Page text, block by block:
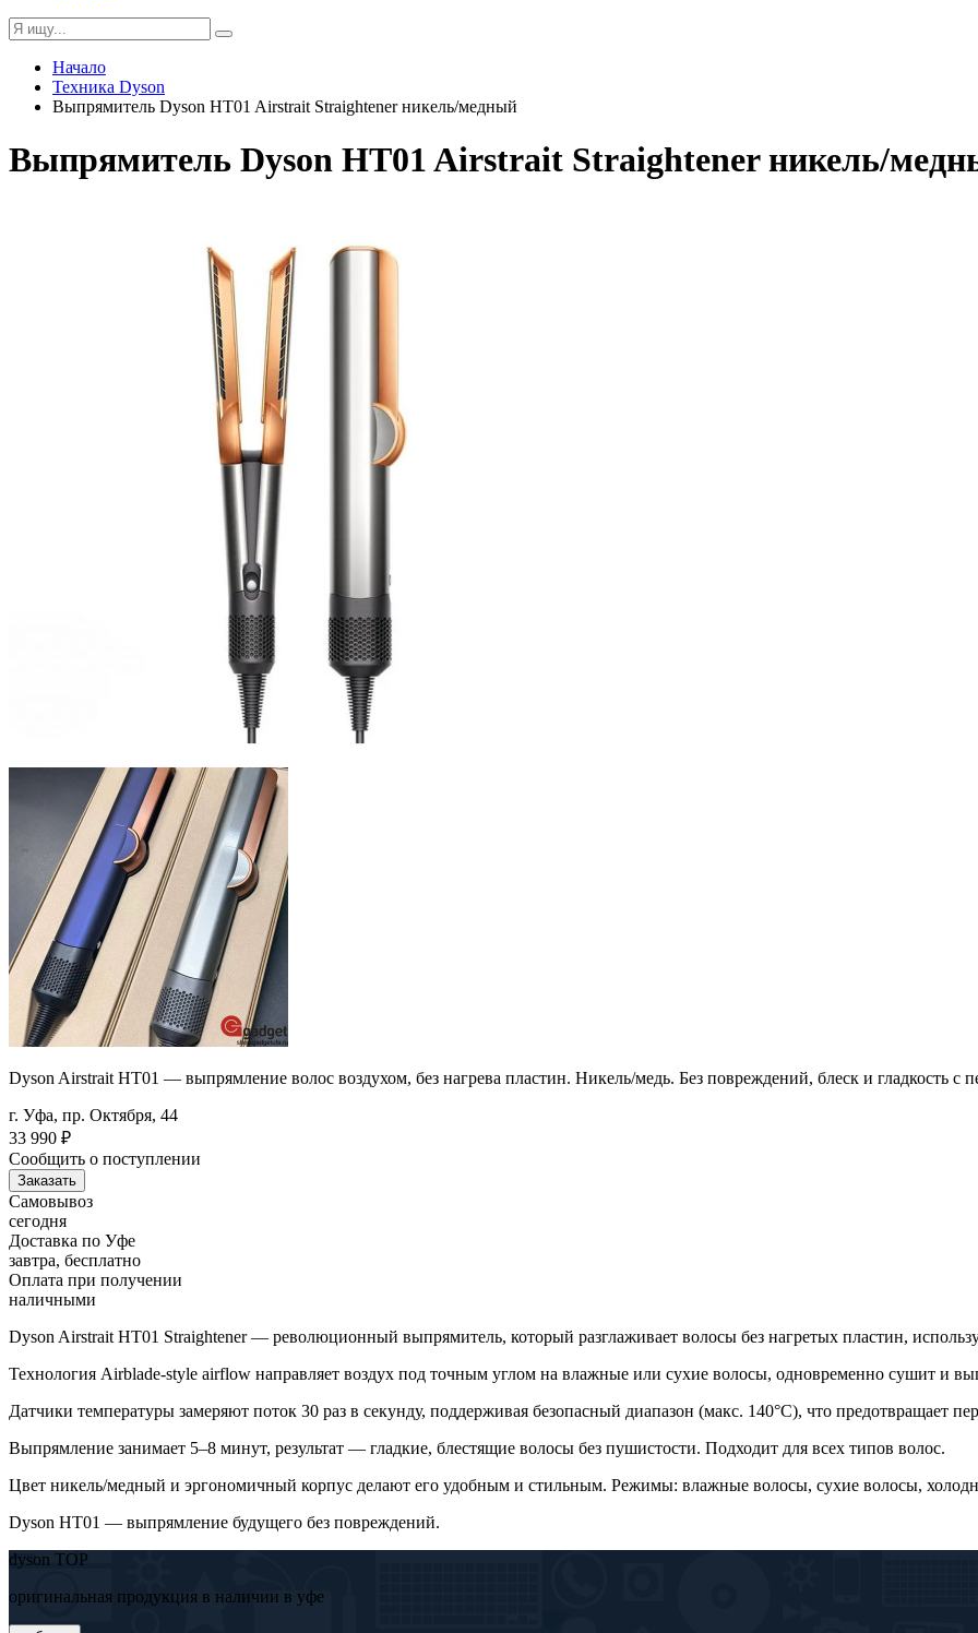
Начало
Техника Dyson
Выпрямитель Dyson HT01 Airstrait Straightener никель/медный
Выпрямитель Dyson HT01 Airstrait Straightener никель/
Dyson Airstrait HT01 — выпрямление волос воздухом, без нагрева пластин. Никель/медь. Без повреждений, блеск и гладкость с
г. Уфа, пр. Октября, 44
33 990 ₽
Сообщить о поступлении
Заказать
Самовывоз
сегодня
Доставка по Уфе
завтра, бесплатно
Оплата при получении
наличными
Dyson Airstrait HT01 Straightener — революционный выпрямитель, который разглаживает волосы без нагретых пластин,
Технология Airblade-style airflow направляет воздух под точным углом на влажные или сухие волосы, одновременно сушит и
Датчики температуры замеряют поток 30 раз в секунду, поддерживая безопасный диапазон (макс. 140°C), что предотвращает
Выпрямление занимает 5–8 минут, результат — гладкие, блестящие волосы без пушистости. Подходит для всех типов волос.
Цвет никель/медный и эргономичный корпус делают его удобным и стильным. Режимы: влажные волосы, сухие волосы,
Dyson HT01 — выпрямление будущего без повреждений.
dyson TOP
оригинальная продукция в наличии в уфе